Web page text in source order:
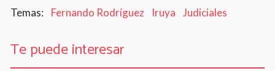
Fernando Rodríguez Iruya Judiciales
Te puede interesar